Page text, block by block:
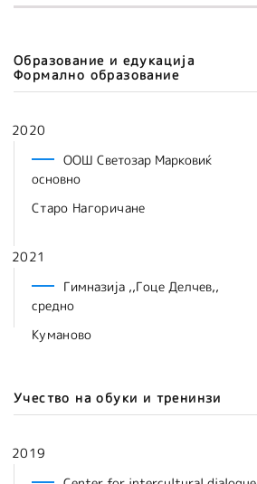
Образование и едукација
Формално образование
2020
ООШ Светозар Марковиќ
основно
Старо Нагоричане
2021
Гимназија ,,Гоце Делчев,,
средно
Куманово
Учество на обуки и тренинзи
2019